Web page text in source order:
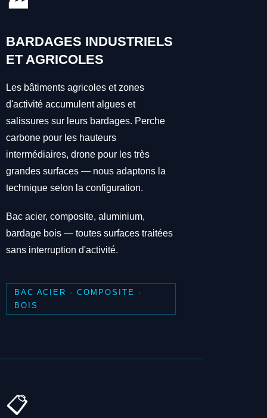
BARDAGES INDUSTRIELS
ET AGRICOLES
Les bâtiments agricoles et zones
d'activité accumulent algues et
salissures sur leurs bardages. Perche
carbone pour les hauteurs
intermédiaires, drone pour les très
grandes surfaces — nous adaptons la
technique selon la configuration.
Bac acier, composite, aluminium,
bardage bois — toutes surfaces traitées
sans interruption d'activité.
BAC ACIER · COMPOSITE ·
BOIS
📋